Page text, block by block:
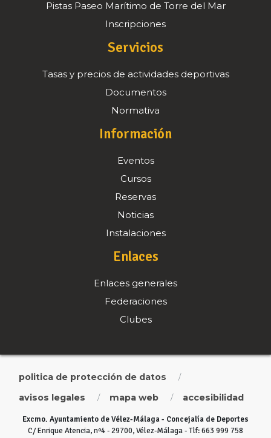
Pistas Paseo Marítimo de Torre del Mar
Inscripciones
Servicios
Tasas y precios de actividades deportivas
Documentos
Normativa
Información
Eventos
Cursos
Reservas
Noticias
Instalaciones
Enlaces
Enlaces generales
Federaciones
Clubes
politica de protección de datos /
avisos legales / mapa web / accesibilidad
Excmo. Ayuntamiento de Vélez-Málaga - Concejalía de Deportes
C/ Enrique Atencia, nº4 - 29700, Vélez-Málaga - Tlf: 663 999 758